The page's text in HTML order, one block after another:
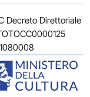
Decreto Direttoriale